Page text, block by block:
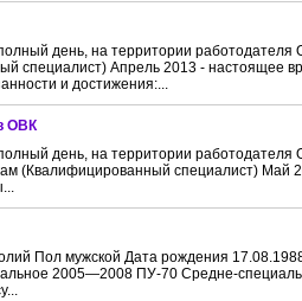
день, на территории
специалист) Апрель 2013 - настоящее
и достижения:...
ОВК
день, на территории
(Квалифицированный специалист)
Пол мужской Дата рождения
2005—2008 ПУ-70 Средне-